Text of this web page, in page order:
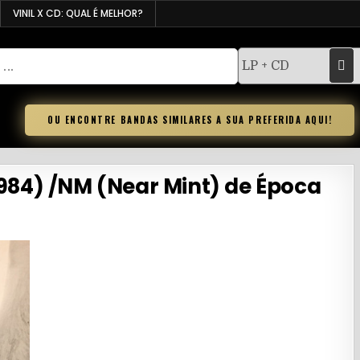
VINIL X CD: QUAL É MELHOR?
OU ENCONTRE BANDAS SIMILARES A SUA PREFERIDA AQUI!
/NM (Near Mint) de Época